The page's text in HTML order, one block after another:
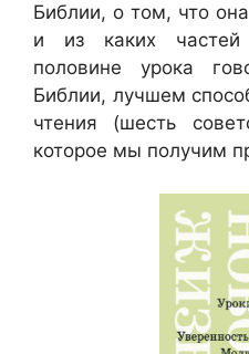
Библии, о том, что
и из каких частей
половине урока
Библии, лучшем
чтения (шесть
которое мы получим